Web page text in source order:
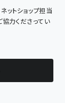
ットショップ担当
力くださってい